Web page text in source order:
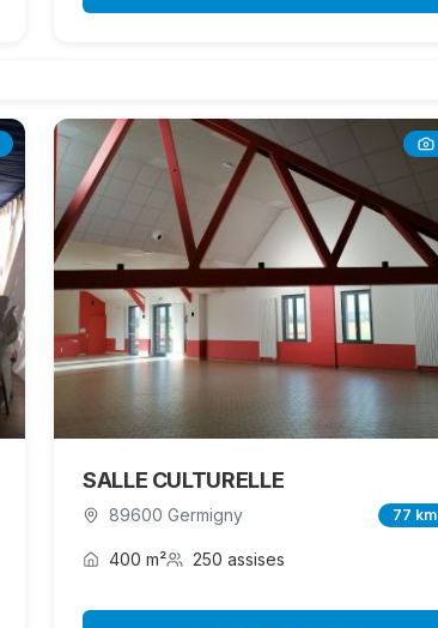
SALLE CULTURELLE
89600 Germigny 77 km
400 m² 250 assises